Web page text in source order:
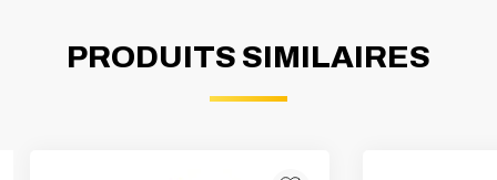
PRODUITS SIMILAIRES